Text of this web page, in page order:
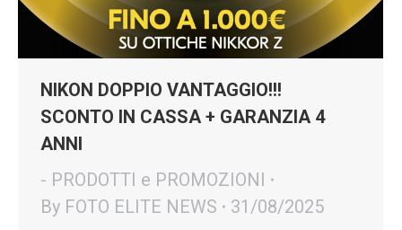
NIKON DOPPIO VANTAGGIO!!!
SCONTO IN CASSA + GARANZIA 4
ANNI
- PRODOTTI e PROMOZIONI
By FOTO ELITE NEWS
31/08/2025